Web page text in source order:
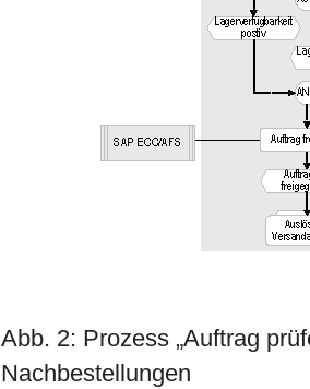
Abb. 2: Prozess „Auftrag
Nachbestellungen